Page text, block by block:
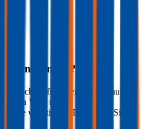
Ihren Pontiac ?
für Ihren
aus?
Voll- und
die wichtigsten Punkte für Sie